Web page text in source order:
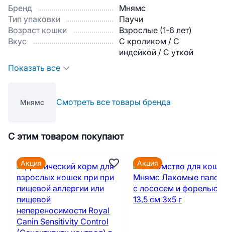
Бренд
Мнямс
Тип упаковки
Паучи
Возраст кошки
Взрослые (1-6 лет)
Вкус
С кроликом / С
индейкой / С уткой
Показать все
Мнямс Смотреть все товары бренда
С этим товаром покупают
Акция Акция